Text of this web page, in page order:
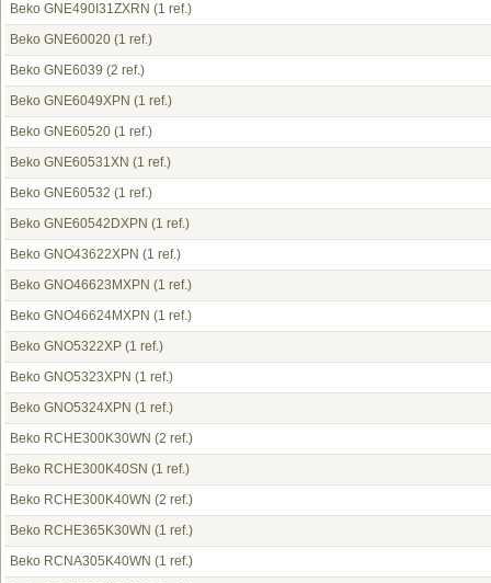
Beko GNE490I31ZXRN (1 ref.)
Beko GNE60020 (1 ref.)
Beko GNE6039 (2 ref.)
Beko GNE6049XPN (1 ref.)
Beko GNE60520 (1 ref.)
Beko GNE60531XN (1 ref.)
Beko GNE60532 (1 ref.)
Beko GNE60542DXPN (1 ref.)
Beko GNO43622XPN (1 ref.)
Beko GNO46623MXPN (1 ref.)
Beko GNO46624MXPN (1 ref.)
Beko GNO5322XP (1 ref.)
Beko GNO5323XPN (1 ref.)
Beko GNO5324XPN (1 ref.)
Beko RCHE300K30WN (2 ref.)
Beko RCHE300K40SN (1 ref.)
Beko RCHE300K40WN (2 ref.)
Beko RCHE365K30WN (1 ref.)
Beko RCNA305K40WN (1 ref.)